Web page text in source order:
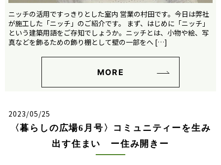
ニッチの活用ですっきりとした室内 営業の村田です。今日は弊社
が施工した「ニッチ」のご紹介です。 まず、はじめに「ニッチ」
という建築用語をご存知でしょうか。ニッチとは、小物や絵、写
真などを飾るための飾り棚として壁の一部をへ […]
MORE
2023/05/25
〈暮らしの広場6月号〉コミュニティーを生み
出す住まい ー住み開きー